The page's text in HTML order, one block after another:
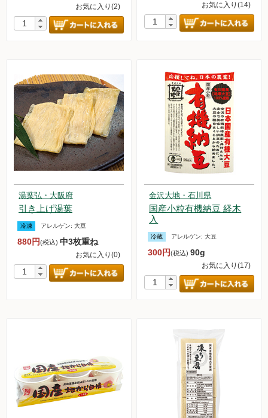
お気に入り(2) お気に入り(14)
湯葉弘・大阪府
引き上げ湯葉
冷凍 アレルゲン: 大豆
880円(税込) 中3枚重ね
お気に入り(0)
金沢大地・石川県
国産小粒有機納豆 経木
入
冷蔵 アレルゲン:大豆
300円(税込)90g
お気に入り(17)